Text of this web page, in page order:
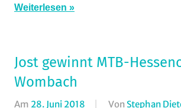
Weiterlesen
Jost gewinnt MTB-
Wombach
Am 28. Juni 2018 Von Stephan